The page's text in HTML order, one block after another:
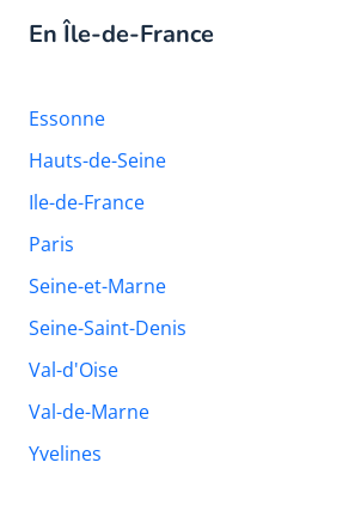
En Île-de-France
Essonne
Hauts-de-Seine
Ile-de-France
Paris
Seine-et-Marne
Seine-Saint-Denis
Val-d'Oise
Val-de-Marne
Yvelines